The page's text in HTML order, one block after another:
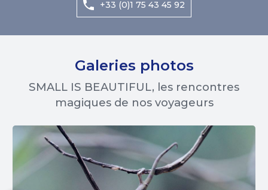
+33 (0)1 75 43 45 92
Galeries photos
SMALL IS BEAUTIFUL, les rencontres
magiques de nos voyageurs